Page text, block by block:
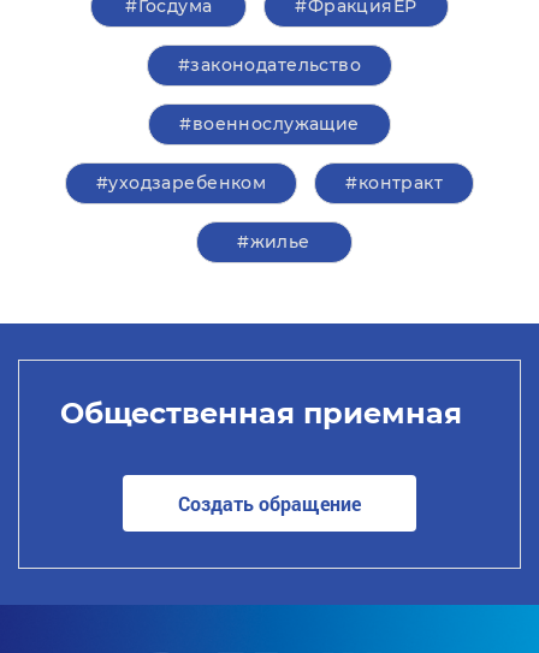
#Госдума #ФракцияЕР
#законодательство
#военнослужащие
#уходзаребенком #контракт
#жилье
Общественная приемная
Создать обращение